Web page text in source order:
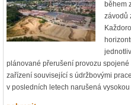
během
závodů
plánované přerušení provozu
zařízení související s údržbovými
v posledních letech narušená